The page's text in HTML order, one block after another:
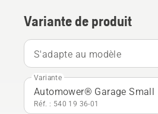
Variante de produit
S'adapte au modèle
Variante
Automower® Garage Small
Réf. : 540 19 36‑01